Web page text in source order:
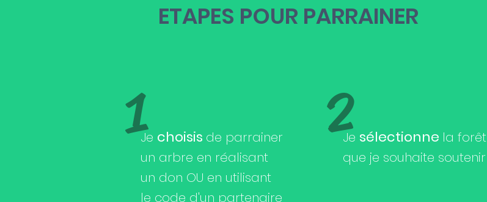
ETAPES POUR PARRAINER
Je choisis de parrainer
un arbre en réalisant
un don OU en utilisant
le code d'un partenaire
1 Je sélectionne la forêt
que je souhaite soutenir
2